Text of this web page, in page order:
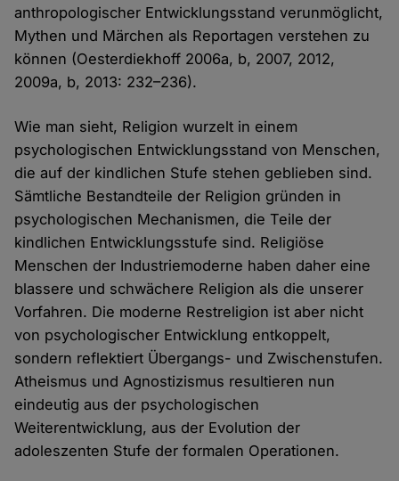
anthropologischer Entwicklungsstand verunmöglicht,
Mythen und Märchen als Reportagen verstehen zu
können (Oesterdiekhoff 2006a, b, 2007, 2012,
2009a, b, 2013: 232–236).
Wie man sieht, Religion wurzelt in einem
psychologischen Entwicklungsstand von Menschen,
die auf der kindlichen Stufe stehen geblieben sind.
Sämtliche Bestandteile der Religion gründen in
psychologischen Mechanismen, die Teile der
kindlichen Entwicklungsstufe sind. Religiöse
Menschen der Industriemoderne haben daher eine
blassere und schwächere Religion als die unserer
Vorfahren. Die moderne Restreligion ist aber nicht
von psychologischer Entwicklung entkoppelt,
sondern reflektiert Übergangs- und Zwischenstufen.
Atheismus und Agnostizismus resultieren nun
eindeutig aus der psychologischen
Weiterentwicklung, aus der Evolution der
adoleszenten Stufe der formalen Operationen.